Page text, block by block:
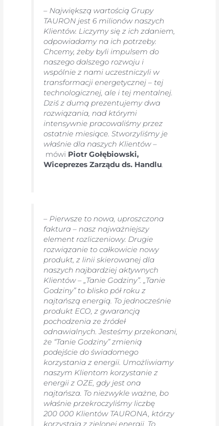
– Największą wartością Grupy
TAURON jest 6 milionów naszych
Klientów. Liczymy się z ich zdaniem,
odpowiadamy na ich potrzeby.
Chcemy, żeby byli impulsem do
naszego dalszego rozwoju i
wspólnie z nami uczestniczyli w
transformacji energetycznej – tej
technologicznej, ale i tej mentalnej.
Dziś z dumą prezentujemy dwa
rozwiązania, nad którymi
intensywnie pracowaliśmy przez
ostatnie miesiące. Stworzyliśmy je
właśnie dla naszych Klientów –
mówi Piotr Gołębiowski,
Wiceprezes Zarządu ds. Handlu.
– Pierwsze to nowa, uproszczona
faktura – nasz najważniejszy
element rozliczeniowy. Drugie
rozwiązanie to całkowicie nowy
produkt, z linii skierowanej dla
naszych najbardziej aktywnych
Klientów – „Tanie Godziny”. „Tanie
Godziny” to blisko pół roku z
najtańszą energią. To jednocześnie
produkt ECO, z gwarancją
pochodzenia ze źródeł
odnawialnych. Jesteśmy przekonani,
że “Tanie Godziny” zmienią
podejście do świadomego
korzystania z energii. Umożliwiamy
naszym Klientom korzystanie z
energii z OZE, gdy jest ona
najtańsza. To niezwykle ważne, bo
właśnie przekroczyliśmy liczbę
200 000 Klientów TAURONA, którzy
korzystają z zielonej energii. To